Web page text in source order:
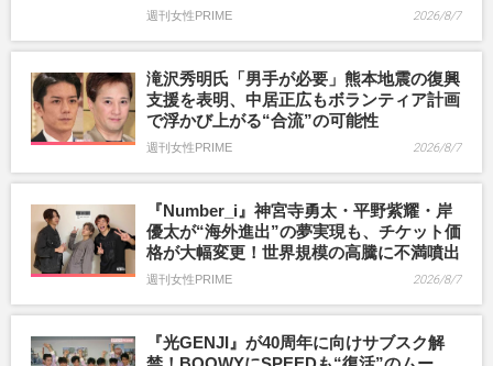
週刊女性PRIME 2026/8/7
滝沢秀明氏「男手が必要」熊本地震の復興
支援を表明、中居正広もボランティア計画
で浮かび上がる“合流”の可能性
週刊女性PRIME 2026/8/7
『Number_i』神宮寺勇太・平野紫耀・岸
優太が“海外進出”の夢実現も、チケット価
格が大幅変更！世界規模の高騰に不満噴出
週刊女性PRIME 2026/8/7
『光GENJI』が40周年に向けサブスク解